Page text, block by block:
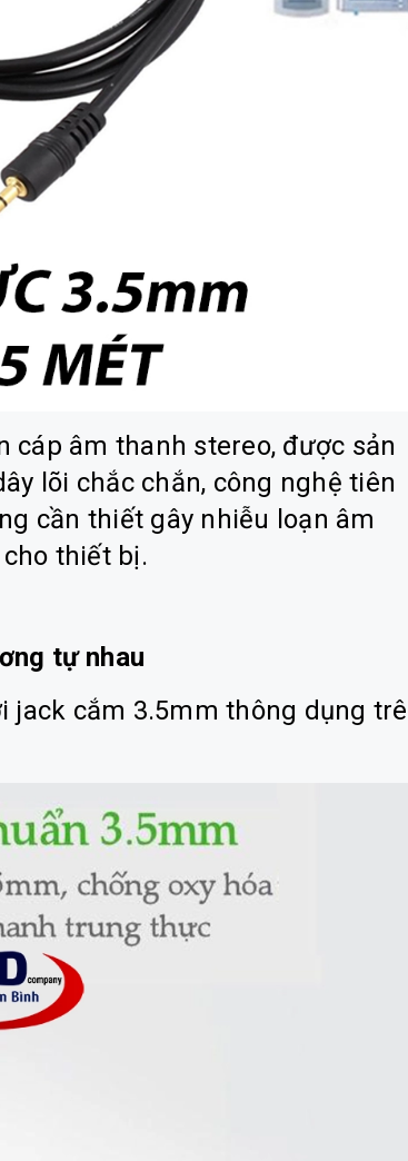
cáp âm thanh stereo, được sản
lõi chắc chắn, công nghệ tiên
cần thiết gây nhiễu loạn âm
thiết bị.
tự nhau
jack cắm 3.5mm thông dụng